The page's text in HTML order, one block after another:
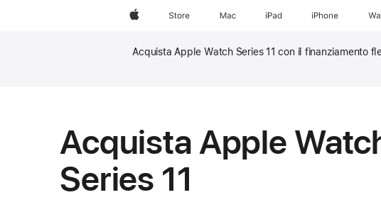
AppleStore Mac iPad iPhone
Acquista Apple Watch Series 11 con il finanziamento
Acquista Apple
Series 11